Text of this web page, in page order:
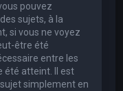
pouvez
sujets, à la
si vous ne voyez
être été
entre les
été atteint. Il est
simplement en